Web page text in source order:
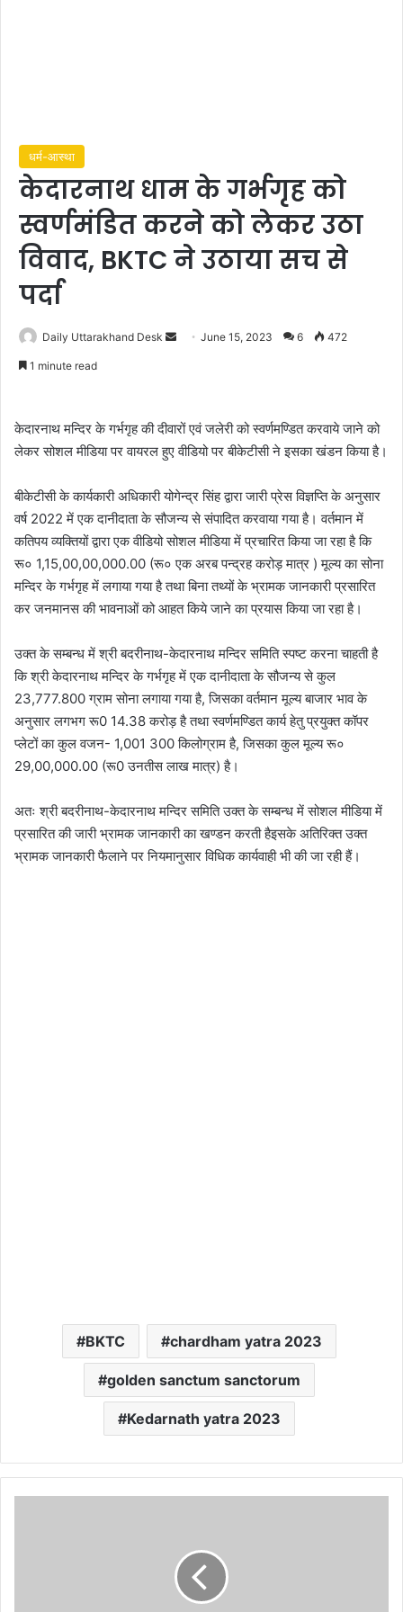
धर्म-आस्था
केदारनाथ धाम के गर्भगृह को
स्वर्णमंडित करने को लेकर उठा
विवाद, BKTC ने उठाया सच से
पर्दा
Daily Uttarakhand Desk
SendJune 15, 2023 6 472
1 minute read
केदारनाथ मन्दिर के गर्भगृह की दीवारों एवं जलेरी को स्वर्णमण्डित करवाये जाने को
लेकर सोशल मीडिया पर वायरल हुए वीडियो पर बीकेटीसी ने इसका खंडन किया है।
बीकेटीसी के कार्यकारी अधिकारी योगेन्द्र सिंह द्वारा जारी प्रेस विज्ञप्ति के अनुसार
वर्ष 2022 में एक दानीदाता के सौजन्य से संपादित करवाया गया है। वर्तमान में
कतिपय व्यक्तियों द्वारा एक वीडियो सोशल मीडिया में प्रचारित किया जा रहा है कि
रू० 1,15,00,00,000.00 (रू० एक अरब पन्द्रह करोड़ मात्र ) मूल्य का सोना
मन्दिर के गर्भगृह में लगाया गया है तथा बिना तथ्यों के भ्रामक जानकारी प्रसारित
कर जनमानस की भावनाओं को आहत किये जाने का प्रयास किया जा रहा है।
उक्त के सम्बन्ध में श्री बदरीनाथ-केदारनाथ मन्दिर समिति स्पष्ट करना चाहती है
कि श्री केदारनाथ मन्दिर के गर्भगृह में एक दानीदाता के सौजन्य से कुल
23,777.800 ग्राम सोना लगाया गया है, जिसका वर्तमान मूल्य बाजार भाव के
अनुसार लगभग रू0 14.38 करोड़ है तथा स्वर्णमण्डित कार्य हेतु प्रयुक्त कॉपर
प्लेटों का कुल वजन- 1,001 300 किलोग्राम है, जिसका कुल मूल्य रू०
29,00,000.00 (रू0 उनतीस लाख मात्र) है।
अतः श्री बदरीनाथ-केदारनाथ मन्दिर समिति उक्त के सम्बन्ध में सोशल मीडिया में
प्रसारित की जारी भ्रामक जानकारी का खण्डन करती हैइसके अतिरिक्त उक्त
भ्रामक जानकारी फैलाने पर नियमानुसार विधिक कार्यवाही भी की जा रही हैं।
BKTC chardham yatra 2023
golden sanctum sanctorum
Kedarnath yatra 2023